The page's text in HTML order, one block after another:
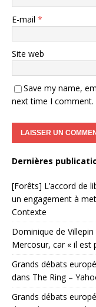
E-mail *
Site web
Save my name,
next time I comment.
Dernières
[Forêts] L’accord de
un engagement à
Contexte
Dominique de Villepin
Mercosur, car « il est
Grands débats
dans The Ring –
Grands débats